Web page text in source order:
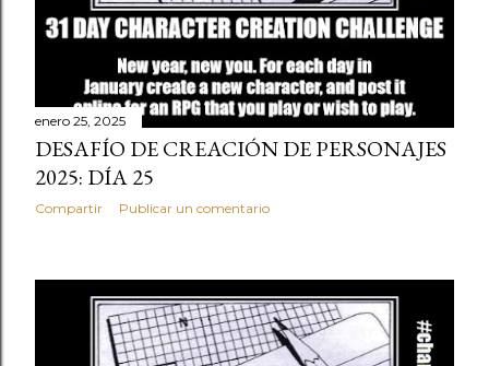
enero 25, 2025
DESAFÍO DE CREACIÓN DE PERSONAJES
2025: DÍA 25
Compartir Publicar un comentario